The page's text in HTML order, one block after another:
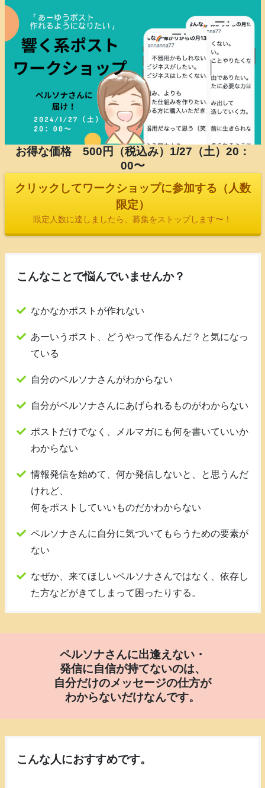
お得な価格 500円（税込み）1/27（土）20：
00〜
クリックしてワークショップに参加する（人数
限定）
限定人数に達しましたら、募集をストップします〜！
こんなことで悩んでいませんか？
なかなかポストが作れない
あーいうポスト、どうやって作るんだ？と気になっ
ている
自分のペルソナさんがわからない
自分がペルソナさんにあげられるものがわからない
ポストだけでなく、メルマガにも何を書いていいか
わからない
情報発信を始めて、何か発信しないと、と思うんだ
けれど、
何をポストしていいものだかわからない
ペルソナさんに自分に気づいてもらうための要素が
ない
なぜか、来てほしいペルソナさんではなく、依存し
た方などがきてしまって困ったりする。
ペルソナさんに出逢えない・
発信に自信が持てないのは、
自分だけのメッセージの仕方が
わからないだけなんです。
こんな人におすすめです。